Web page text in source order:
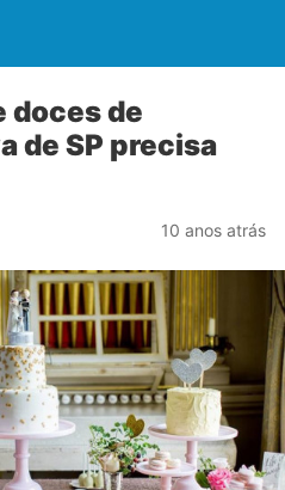
doces de
de SP precisa
10 anos atrás